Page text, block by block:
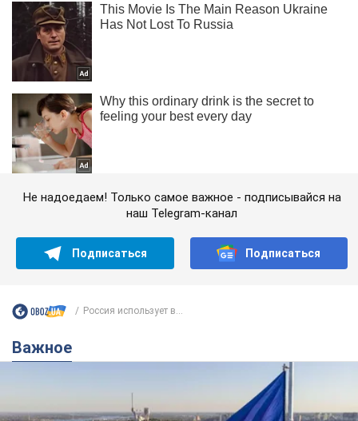
Не надоедаем! Только самое важное - подписывайся на
наш Telegram-канал
Подписаться Подписаться
Россия использует в...
Важное